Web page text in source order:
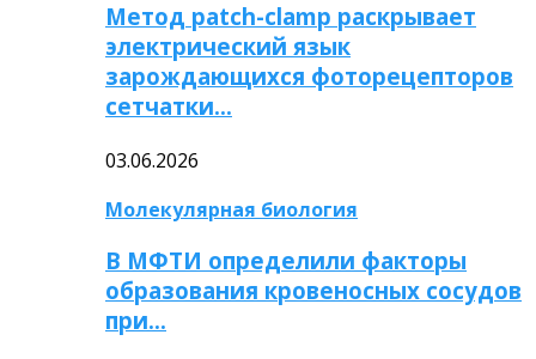
Метод patch-clamp раскрывает
электрический язык
зарождающихся фоторецепторов
сетчатки…
03.06.2026
Молекулярная биология
В МФТИ определили факторы
образования кровеносных сосудов
при…